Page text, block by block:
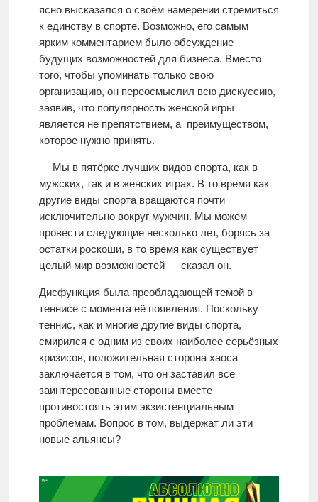
ясно высказался о своём намерении стремиться
к единству в спорте. Возможно, его самым
ярким комментарием было обсуждение
будущих возможностей для бизнеса. Вместо
того, чтобы упоминать только свою
организацию, он переосмыслил всю дискуссию,
заявив, что популярность женской игры
является не препятствием, а преимуществом,
которое нужно принять.
— Мы в пятёрке лучших видов спорта, как в
мужских, так и в женских играх. В то время как
другие виды спорта вращаются почти
исключительно вокруг мужчин. Мы можем
провести следующие несколько лет, борясь за
остатки роскоши, в то время как существует
целый мир возможностей — сказал он.
Дисфункция была преобладающей темой в
теннисе с момента её появления. Поскольку
теннис, как и многие другие виды спорта,
смирился с одним из своих наиболее серьёзных
кризисов, положительная сторона хаоса
заключается в том, что он заставил все
заинтересованные стороны вместе
противостоять этим экзистенциальным
проблемам. Вопрос в том, выдержат ли эти
новые альянсы?